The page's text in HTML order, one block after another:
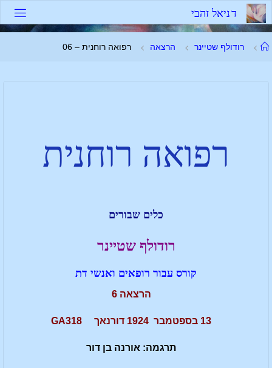
דניאל זהבי
רודולף שטיינר הרצאה רפואה רוחנית – 06
רפואה רוחנית
כלים שבורים
רודולף שטיינר
קורס עבור רופאים ואנשי דת
הרצאה 6
13 בספטמבר 1924 דורנאך GA318
תרגמה: אורנה בן דור